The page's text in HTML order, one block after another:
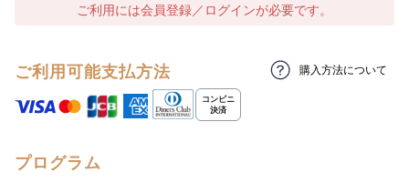
ご利用には会員登録／ログインが必要です。
ご利用可能支払方法 購入方法について
プログラム